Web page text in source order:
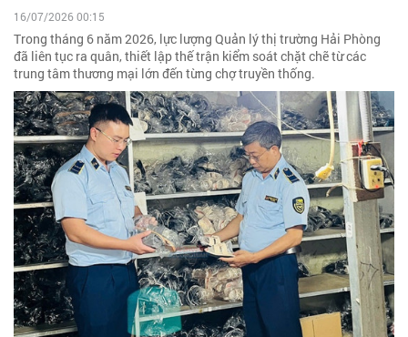
16/07/2026 00:15
Trong tháng 6 năm 2026, lực lượng Quản lý thị trường Hải Phòng
đã liên tục ra quân, thiết lập thế trận kiểm soát chặt chẽ từ các
trung tâm thương mại lớn đến từng chợ truyền thống.